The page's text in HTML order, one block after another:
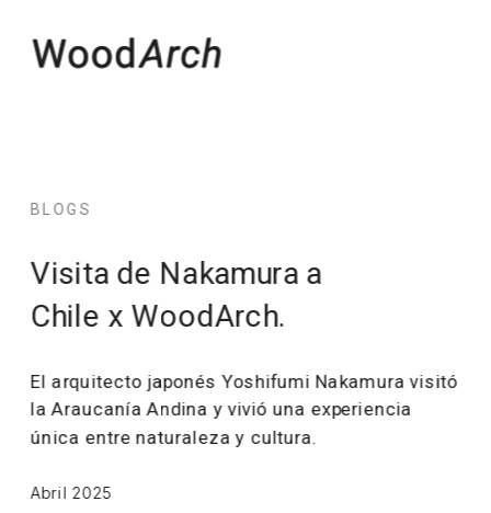
BLOGS
Visita de Nakamura a
Chile x WoodArch.
El arquitecto japonés Yoshifumi Nakamura visitó
la Araucanía Andina y vivió una experiencia
única entre naturaleza y cultura.
Abril 2025